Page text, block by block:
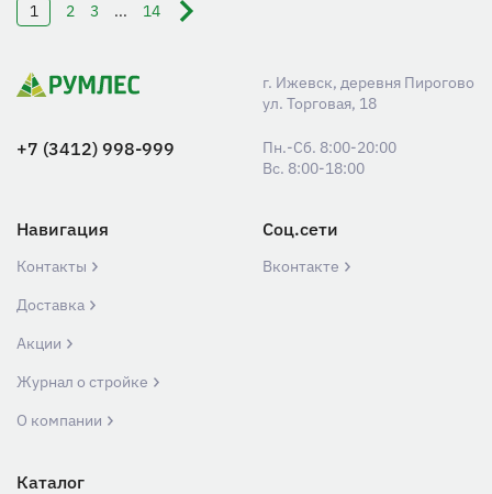
1 2 3 ... 14
г. Ижевск, деревня Пирогово
ул. Торговая, 18
+7 (3412) 998-999
Пн.-Сб. 8:00-20:00
Вс. 8:00-18:00
Навигация
Контакты
Доставка
Акции
Журнал о стройке
О компании
Соц.сети
Вконтакте
Каталог